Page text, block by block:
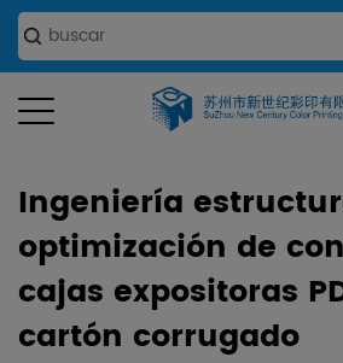
estructural y optimización de
expositoras PDQ de cartón corrugado
Ingeniería
optimización de
cajas expositoras
cartón corrugado